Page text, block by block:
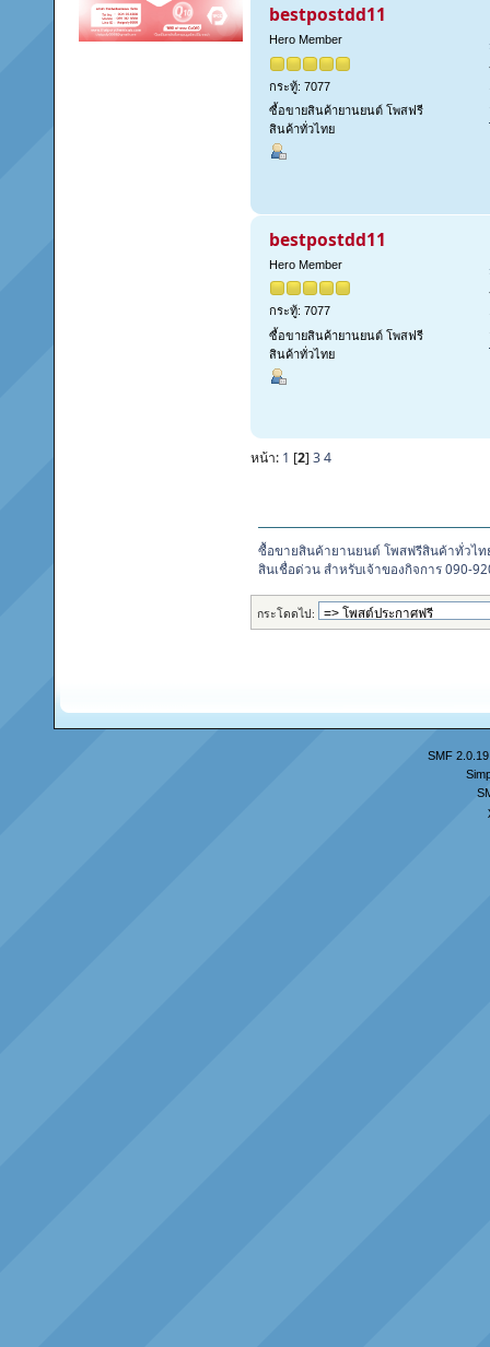
bestpostdd11
Hero Member
กระทู้: 7077
ซื้อขายสินค้ายานยนต์ โพสฟรี
สินค้าทั่วไทย
bestpostdd11
Hero Member
กระทู้: 7077
ซื้อขายสินค้ายานยนต์ โพสฟรี
สินค้าทั่วไทย
หน้า: 1 [2] 34
ซื้อขายสินค้ายานยนต์ โพสฟรีสินค้าทั่วไท
สินเชื่อด่วน สำหรับเจ้าของกิจการ 090-
กระโดดไป:
SMF 2.0.19